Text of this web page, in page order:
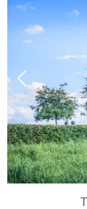
Vorheriges